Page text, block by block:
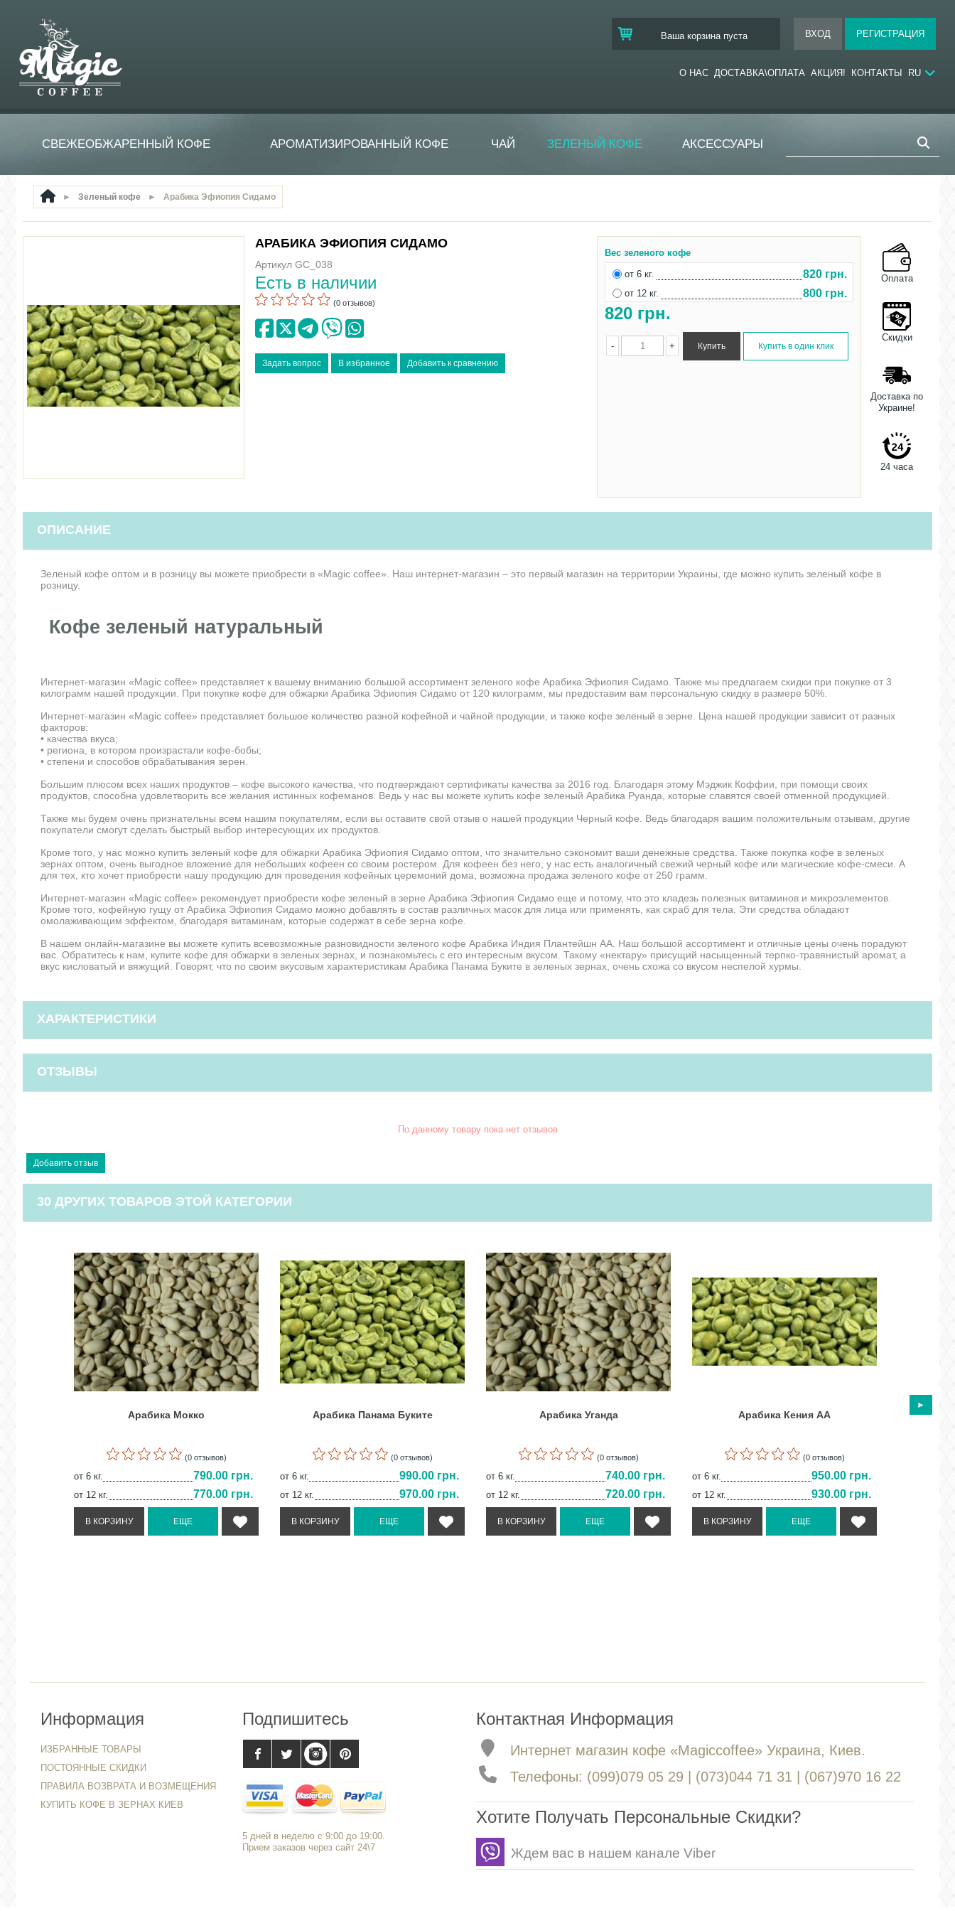
Ваша корзина пуста
О НАС ДОСТАВКА\ОПЛАТА АКЦИЯ! КОНТАКТЫ RU
СВЕЖЕОБЖАРЕННЫЙ КОФЕ АРОМАТИЗИРОВАННЫЙ КОФЕ ЧАЙ ЗЕЛЕНЫЙ КОФЕ АКСЕССУАРЫ
► Зеленый кофе ► Арабика Эфиопия Сидамо
АРАБИКА ЭФИОПИЯ СИДАМО
Артикул GC_038
Есть в наличии
(0 отзывов)
Вес зеленого кофе
от 6 кг.
820 грн.
от 12 кг. 800 грн.
820 грн.
+
-
Оплата
Скидки
Доставка по
Украине!
24 часа
ОПИСАНИЕ
Зеленый кофе оптом и в розницу вы можете приобрести в «Magic coffee». Наш интернет-магазин – это первый магазин на территории Украины, где можно купить зеленый кофе в
розницу.
Кофе зеленый натуральный
Интернет-магазин «Magic coffee» представляет к вашему вниманию большой ассортимент зеленого кофе Арабика Эфиопия Сидамо. Также мы предлагаем скидки при покупке от 3
килограмм нашей продукции. При покупке кофе для обжарки Арабика Эфиопия Сидамо от 120 килограмм, мы предоставим вам персональную скидку в размере 50%.
Интернет-магазин «Magic coffee» представляет большое количество разной кофейной и чайной продукции, и также кофе зеленый в зерне. Цена нашей продукции зависит от разных
факторов:
• качества вкуса;
• региона, в котором произрастали кофе-бобы;
• степени и способов обрабатывания зерен.
Большим плюсом всех наших продуктов – кофе высокого качества, что подтверждают сертификаты качества за 2016 год. Благодаря этому Мэджик Коффии, при помощи своих
продуктов, способна удовлетворить все желания истинных кофеманов. Ведь у нас вы можете купить кофе зеленый Арабика Руанда, которые славятся своей отменной продукцией.
Также мы будем очень признательны всем нашим покупателям, если вы оставите свой отзыв о нашей продукции Черный кофе. Ведь благодаря вашим положительным отзывам, другие
покупатели смогут сделать быстрый выбор интересующих их продуктов.
Кроме того, у нас можно купить зеленый кофе для обжарки Арабика Эфиопия Сидамо оптом, что значительно сэкономит ваши денежные средства. Также покупка кофе в зеленых
зернах оптом, очень выгодное вложение для небольших кофеен со своим ростером. Для кофеен без него, у нас есть аналогичный свежий черный кофе или магические кофе-смеси. А
для тех, кто хочет приобрести нашу продукцию для проведения кофейных церемоний дома, возможна продажа зеленого кофе от 250 грамм.
Интернет-магазин «Magic coffee» рекомендует приобрести кофе зеленый в зерне Арабика Эфиопия Сидамо еще и потому, что это кладезь полезных витаминов и микроэлементов.
Кроме того, кофейную гущу от Арабика Эфиопия Сидамо можно добавлять в состав различных масок для лица или применять, как скраб для тела. Эти средства обладают
омолаживающим эффектом, благодаря витаминам, которые содержат в себе зерна кофе.
В нашем онлайн-магазине вы можете купить всевозможные разновидности зеленого кофе Арабика Индия Плантейшн АА. Наш большой ассортимент и отличные цены очень порадуют
вас. Обратитесь к нам, купите кофе для обжарки в зеленых зернах, и познакомьтесь с его интересным вкусом. Такому «нектару» присущий насыщенный терпко-травянистый аромат, а
вкус кисловатый и вяжущий. Говорят, что по своим вкусовым характеристикам Арабика Панама Буките в зеленых зернах, очень схожа со вкусом неспелой хурмы.
ХАРАКТЕРИСТИКИ
ОТЗЫВЫ
По данному товару пока нет отзывов
30 ДРУГИХ ТОВАРОВ ЭТОЙ КАТЕГОРИИ
Арабика Мокко
(0 отзывов)
от 6 кг. 790.00 грн.
от 12 кг. 770.00 грн.
Арабика Панама Буките
(0 отзывов)
от 6 кг. 990.00 грн.
от 12 кг. 970.00 грн.
Арабика Уганда
(0 отзывов)
от 6 кг. 740.00 грн.
от 12 кг. 720.00 грн.
Арабика Кения АА
(0 отзывов)
от 6 кг. 950.00 грн.
от 12 кг. 930.00 грн.
Информация
ИЗБРАННЫЕ ТОВАРЫ
ПОСТОЯННЫЕ СКИДКИ
ПРАВИЛА ВОЗВРАТА И ВОЗМЕЩЕНИЯ
КУПИТЬ КОФЕ В ЗЕРНАХ КИЕВ
Подпишитесь
5 дней в неделю с 9:00 до 19:00.
Прием заказов через сайт 24\7
Контактная Информация
Интернет магазин кофе «Magiccoffee» Украина, Киев.
Телефоны: (099)079 05 29 | (073)044 71 31 | (067)970 16 22
Хотите Получать Персональные Скидки?
Ждем вас в нашем канале Viber